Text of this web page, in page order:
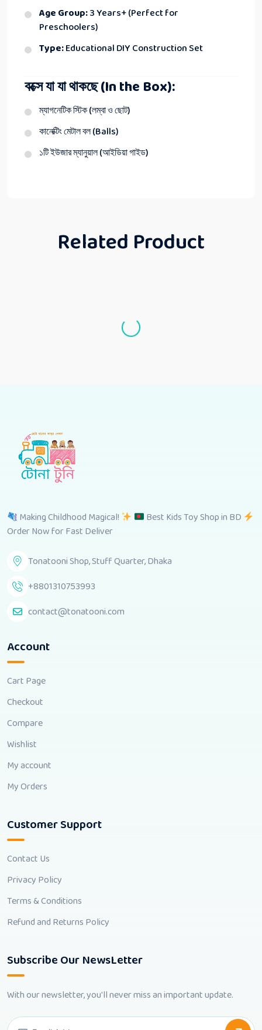
Age Group:3 Years+ (Perfect for
Preschoolers)
Type:Educational DIY Construction Set
বক্সে যা যা থাকছে (In the Box):
ম্যাগনেটিক স্টিক (লম্বা ও ছোট)
কানেক্টিং মেটাল বল (Balls)
১টি ইউজার ম্যানুয়াল (আইডিয়া গাইড)
Related Product
Making Childhood Magical!
Best Kids Toy Shop in BD
Order Now for Fast Deliver
Tonatooni Shop, Stuff Quarter, Dhaka
+8801310753993
contact@tonatooni.com
Account
Cart Page
Checkout
Compare
Wishlist
My account
My Orders
Customer Support
Contact Us
Privacy Policy
Terms & Conditions
Refund and Returns Policy
Subscribe Our NewsLetter
With our newsletter, you'll never miss an important update.